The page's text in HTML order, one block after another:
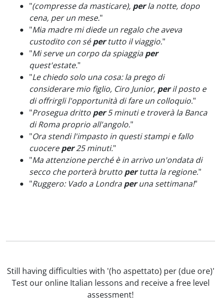
"(compresse da masticare), perla notte, dopo
cena, per un mese."
"Mia madre mi diede un regalo che aveva
custodito con sépertutto il viaggio."
"Mi serve un corpo da spiaggiaper
quest'estate."
"Le chiedo solo una cosa: la prego di
considerare mio figlio, Ciro Junior, peril posto e
di offrirgli l'opportunità di fare un colloquio."
"Prosegua dritto per5 minuti e troverà la Banca
di Roma proprio all'angolo."
"Ora stendi l'impasto in questi stampi e fallo
cuocereper25 minuti."
"Ma attenzione perché è in arrivo un'ondata di
secco che porterà brutto pertutta la regione."
"Ruggero: Vado a Londraperuna settimana!"
Still having difficulties with '(ho aspettato) per (due ore)'
Test our online Italian lessons and receive a free level
assessment!